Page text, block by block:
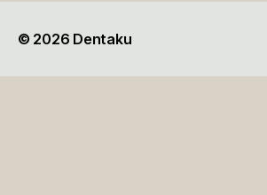
© 2026 Dentaku